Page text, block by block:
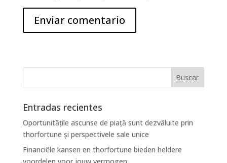
Entradas recientes
Oportunitățile ascunse de piață sunt dezvăluite prin
thorfortune și perspectivele sale unice
Financiële kansen en thorfortune bieden heldere